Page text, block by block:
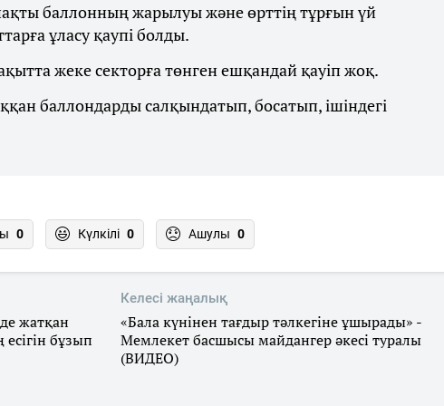
баллонның жарылуы және өрттің тұрғын үй
ұласу қаупі болды.
жеке секторға төнген ешқандай қауіп жоқ.
баллондарды салқындатып, босатып, ішіндегі
0 Күлкілі 0 Ашулы 0
жатқан
бұзып
Келесі жаңалық
«Бала күнінен тағдыр тәлкегіне ұшырады» -
Мемлекет басшысы майдангер әкесі туралы
(ВИДЕО)